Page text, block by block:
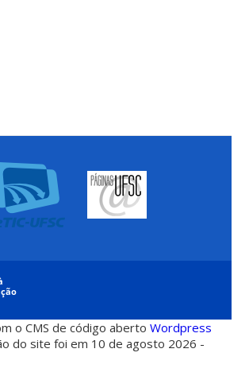
o CMS de código abertoWordpress
do site foi em 10 de agosto 2026 -